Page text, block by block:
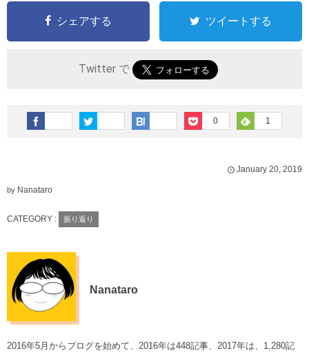
シェアする ツイートする
Twitter で
0 1
January 20, 2019
by Nanataro
CATEGORY : 振り返り
Nanataro
2016年5月からブログを始めて、2016年は448記事、2017年は、1,280記